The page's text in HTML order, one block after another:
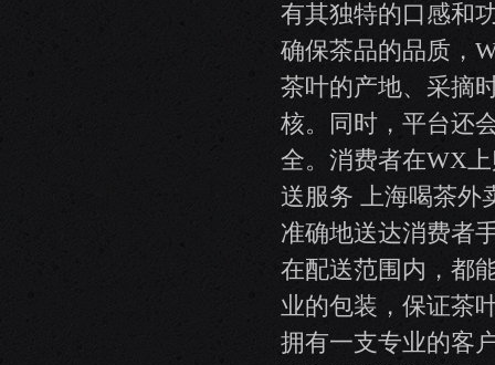
有其独特的口感和
确保茶品的品质，
茶叶的产地、采摘
核。同时，平台还
全。消费者在WX
送服务 上海喝茶外
准确地送达消费者
在配送范围内，都
业的包装，保证茶
拥有一支专业的客